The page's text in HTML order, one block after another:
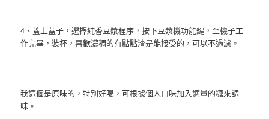
4、蓋上蓋子，選擇純香豆漿程序，按下豆漿機功能鍵，至機子工
作完畢，裝杯，喜歡濃稠的有點點渣是能接受的，可以不過濾。
我這個是原味的，特別好喝，可根據個人口味加入適量的糖來調
味。